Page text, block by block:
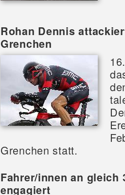
Rohan Dennis
Grenchen
Grenchen statt.
Fahrer/innen an gleich
engagiert